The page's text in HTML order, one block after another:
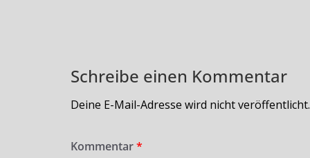
Schreibe einen Kommentar
Deine E-Mail-Adresse wird nicht veröffentlicht.
Kommentar*